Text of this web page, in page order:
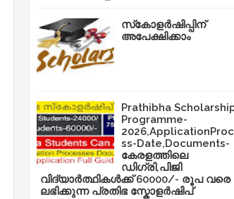
സ്‌കോളർഷിപ്പിന്
അപേക്ഷിക്കാം
Prathibha
Programme-
ss-Date,Documents-
കേരളത്തിലെ
ഡിഗ്രി,പിജി
വിദ്യാർത്ഥികൾക്ക് 60000/- രൂപ വരെ
ലഭിക്കുന്ന പ്രതിഭ സ്കോളർഷിപ്